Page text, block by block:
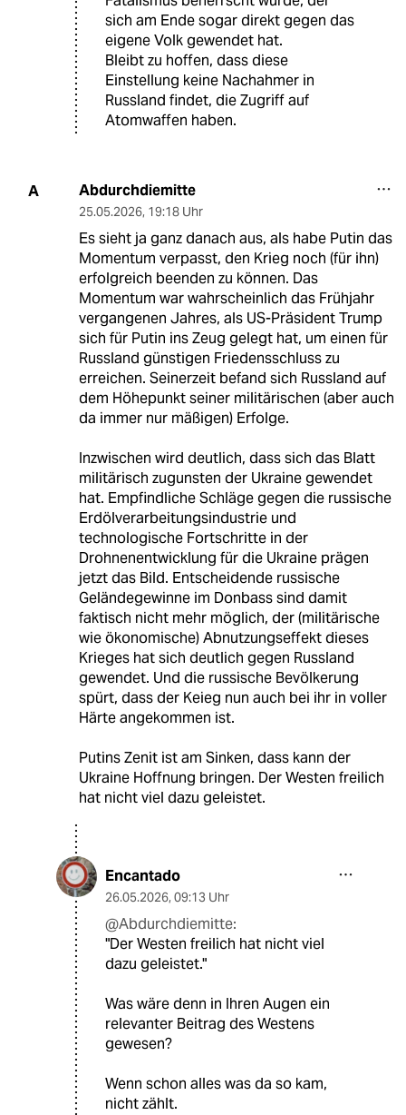
sich am Ende sogar direkt gegen das
eigene Volk gewendet hat.
Bleibt zu hoffen, dass diese
Einstellung keine Nachahmer in
Russland findet, die Zugriff auf
Atomwaffen haben.
A Abdurchdiemitte
25.05.2026, 19:18 Uhr
Es sieht ja ganz danach aus, als habe Putin das
Momentum verpasst, den Krieg noch (für ihn)
erfolgreich beenden zu können. Das
Momentum war wahrscheinlich das Frühjahr
vergangenen Jahres, als US-Präsident Trump
sich für Putin ins Zeug gelegt hat, um einen für
Russland günstigen Friedensschluss zu
erreichen. Seinerzeit befand sich Russland auf
dem Höhepunkt seiner militärischen (aber auch
da immer nur mäßigen) Erfolge.
Inzwischen wird deutlich, dass sich das Blatt
militärisch zugunsten der Ukraine gewendet
hat. Empfindliche Schläge gegen die russische
Erdölverarbeitungsindustrie und
technologische Fortschritte in der
Drohnenentwicklung für die Ukraine prägen
jetzt das Bild. Entscheidende russische
Geländegewinne im Donbass sind damit
faktisch nicht mehr möglich, der (militärische
wie ökonomische) Abnutzungseffekt dieses
Krieges hat sich deutlich gegen Russland
gewendet. Und die russische Bevölkerung
spürt, dass der Keieg nun auch bei ihr in voller
Härte angekommen ist.
Putins Zenit ist am Sinken, dass kann der
Ukraine Hoffnung bringen. Der Westen freilich
hat nicht viel dazu geleistet.
Encantado
26.05.2026, 09:13 Uhr
@Abdurchdiemitte:
"Der Westen freilich hat nicht viel
dazu geleistet."
Was wäre denn in Ihren Augen ein
relevanter Beitrag des Westens
gewesen?
Wenn schon alles was da so kam,
nicht zählt.